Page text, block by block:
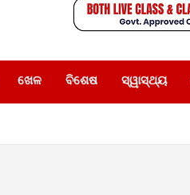
ଖେଳ ବିଶେଷ ସ୍ୱାସ୍ଥ୍ୟ